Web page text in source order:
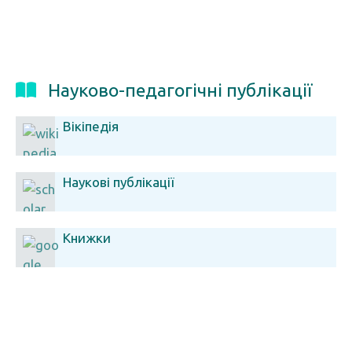
Науково-педагогічні публікації
Вікіпедія
Наукові публікації
Книжки